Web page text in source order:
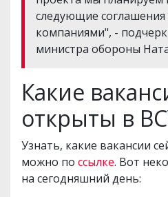
следующие
компаниями", -
министра обороны
Какие
открыты в
Узнать, какие вакансии
можно по ссылке. Вот
на сегодняшний день: